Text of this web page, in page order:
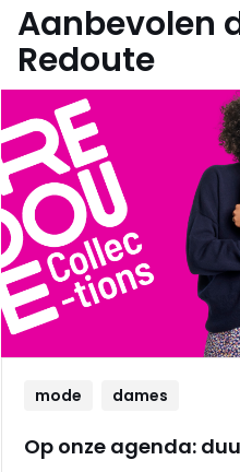
Aanbevolen
Redoute
mode dames
Op onze agenda: